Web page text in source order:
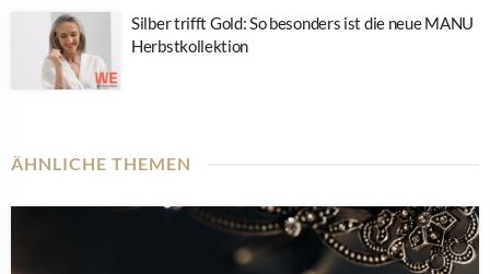
Silber trifft Gold: So besonders ist die neue MANU
Herbstkollektion
ÄHNLICHE THEMEN